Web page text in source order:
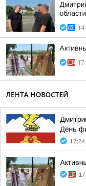
ЛЕНТА НОВОСТЕЙ
День
17:24